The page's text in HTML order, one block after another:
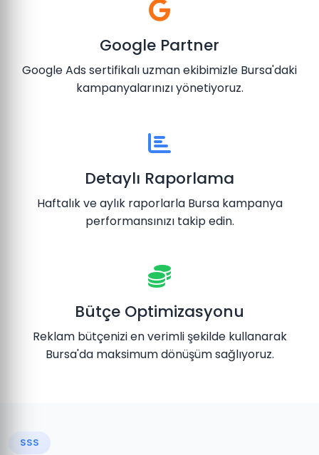
Google Partner
Google Ads sertifikalı uzman ekibimizle Bursa'daki
kampanyalarınızı yönetiyoruz.
Detaylı Raporlama
Haftalık ve aylık raporlarla Bursa kampanya
performansınızı takip edin.
Bütçe Optimizasyonu
Reklam bütçenizi en verimli şekilde kullanarak
Bursa'da maksimum dönüşüm sağlıyoruz.
SSS